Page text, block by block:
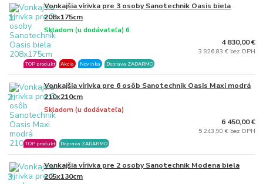
1.
Vonkajšia vírivka pre 3 osoby Sanotechnik Oasis biela
208x175cm
Skladom (u dodávateľa) 6
TOP produkt Akcia Novinka Doprava ZADARMO
4 830,00 €
3 926,83 € bez DPH
2.
Vonkajšia vírivka pre 6 osôb Sanotechnik Oasis Maxi modrá
210x210cm
Skladom (u dodávateľa)
TOP produkt Doprava ZADARMO
6 450,00 €
5 243,90 € bez DPH
3.
Vonkajšia vírivka pre 2 osoby Sanotechnik Modena biela
205x130cm